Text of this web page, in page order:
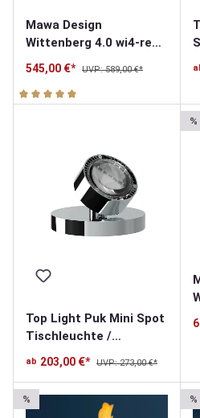
Mawa Design
Wittenberg 4.0 wi4-reg-
Standstrahler
545,00 €* UVP: 589,00 €*
Durchschnittliche Bewertung
Top Light Puk Mini Spot
Tischleuchte /
Bodenleuchte
ab 203,00 €* UVP: 273,00 €*
%
% %